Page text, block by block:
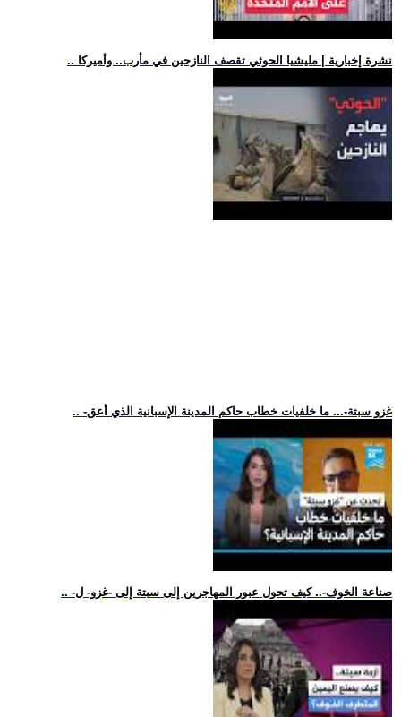
.. نشرة إخبارية | مليشيا الحوثي تقصف النازحين في مأرب.. وأميركا
.. -غزو سبتة-... ما خلفيات خطاب حاكم المدينة الإسبانية الذي أعق
.. -صناعة الخوف-.. كيف تحول عبور المهاجرين إلى سبتة إلى -غزو- ل